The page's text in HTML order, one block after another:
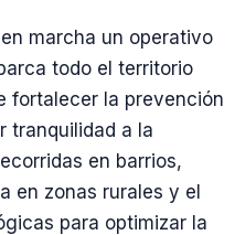
marcha un operativo
todo el territorio
fortalecer la prevención
tranquilidad a la
en barrios,
en zonas rurales y el
para optimizar la